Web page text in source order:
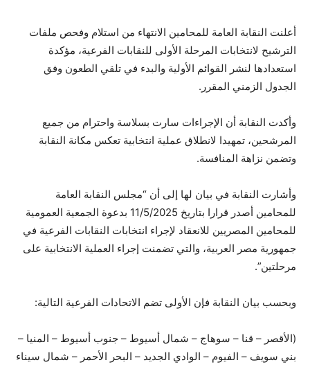
أعلنت النقابة العامة للمحامين الانتهاء من استلام وفحص ملفات
الترشيح لانتخابات المرحلة الأولى للنقابات الفرعية، مؤكدة
استعدادها لنشر القوائم الأولية والبدء في تلقي الطعون وفق
الجدول الزمني المقرر.
وأكدت النقابة أن الإجراءات سارت بسلاسة واحترام من جميع
المرشحين، تمهيدا لانطلاق عملية انتخابية تعكس مكانة النقابة
وتضمن نزاهة المنافسة.
وأشارت النقابة في بيان لها إلى أن “مجلس النقابة العامة
للمحامين أصدر قرارا بتاريخ 11/5/2025 بدعوة الجمعية العمومية
للمحامين المصريين للانعقاد لإجراء انتخابات النقابات الفرعية في
جمهورية مصر العربية، والتي تضمنت إجراء العملية الانتخابية على
مرحلتين”.
وبحسب بيان النقابة فإن الأولى تضم الاتحادات الفرعية التالية:
(الأقصر – قنا – سوهاج – شمال أسيوط – جنوب أسيوط – المنيا –
بني سويف – الفيوم – الوادي الجديد – البحر الأحمر – شمال سيناء